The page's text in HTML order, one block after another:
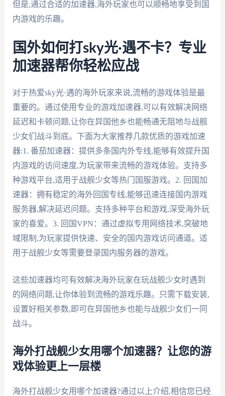
但是,通过合适的加速器,海外玩家也可以顺畅地享受到国
内游戏的乐趣。
国外如何打sky光·遇不卡？专业
加速器帮你轻松应战
对于热爱sky光·遇的海外玩家来说,流畅的游戏体验是最
重要的。通过使用专业的游戏加速器,可以有效解决网络
延迟和卡顿问题,让你在异国他乡也能畅通无阻地与战舰
少女们战斗到底。下面为大家推荐几款优质的游戏加速
器:1. 番茄加速器：提供多条国内外专线,能够有效提升国
内游戏的访问速度,为玩家带来流畅的游戏体验。支持多
种游戏平台,适用于战舰少女等热门国服游戏。2. 回国加
速器：拥有稳定的海外回国专线,能够迅速连接国内游戏
服务器,解决延迟问题。支持多种平台和游戏,深受海外玩
家的喜爱。3. 回国VPN：通过虚拟专用网络技术,突破地
域限制,为玩家提供快速、安全的国内游戏访问通道。适
用于战舰少女等需要登录国内服务器的游戏。
这些加速器均可有效解决海外玩家在玩战舰少女时遇到
的网络问题,让你体验到流畅的游戏乐趣。只需下载安装,
设置好相关参数,即可在异国他乡也能与战舰少女们一同
战斗。
海外打战舰少女用哪个加速器？让您的游
戏体验更上一层楼
海外打战舰少女用哪个加速器?通过以上介绍,相信您已经